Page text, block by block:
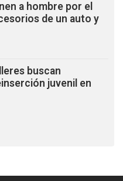
a hombre por el
de un auto y
buscan
juvenil en